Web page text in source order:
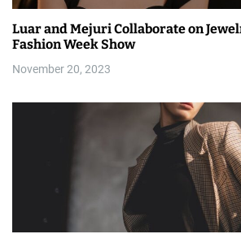
Luar and Mejuri Collaborate on
Fashion Week Show
November 20, 2023